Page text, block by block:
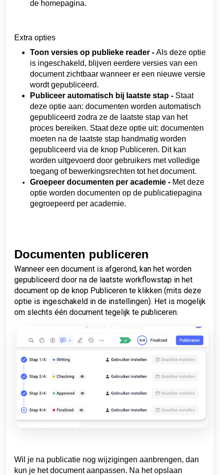
de homepagina.
Extra opties
Toon versies op publieke reader - Als deze optie
is ingeschakeld, blijven eerdere versies van een
document zichtbaar wanneer er een nieuwe versie
wordt gepubliceerd.
Publiceer automatisch bij laatste stap - Staat
deze optie aan: documenten worden automatisch
gepubliceerd zodra ze de laatste stap van het
proces bereiken. Staat deze optie uit: documenten
moeten na de laatste stap handmatig worden
gepubliceerd via de knop Publiceren. Dit kan
worden uitgevoerd door gebruikers met volledige
toegang of bewerkingsrechten tot het document.
Groepeer documenten per academie - Met deze
optie worden documenten op de publicatiepagina
gegroepeerd per academie.
Documenten publiceren
Wanneer een document is afgerond, kan het worden
gepubliceerd door na de laatste workflowstap in het
document op de knop Publiceren te klikken (mits deze
optie is ingeschakeld in de instellingen). Het is mogelijk
om slechts één document tegelijk te publiceren.
Wil je na publicatie nog wijzigingen aanbrengen, dan
kun je het document aanpassen. Na het opslaan